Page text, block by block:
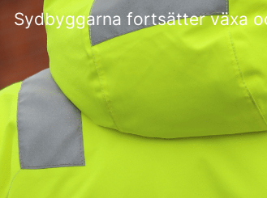
Sydbyggarna fortsätter växa